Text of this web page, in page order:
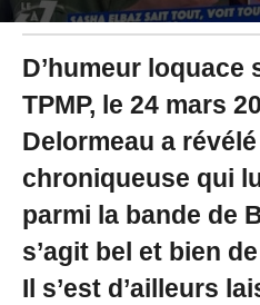
D’humeur loquace
TPMP, le 24 mars
Delormeau a
chroniqueuse qui
parmi la bande de
s’agit bel et bien
Il s’est d’ailleurs